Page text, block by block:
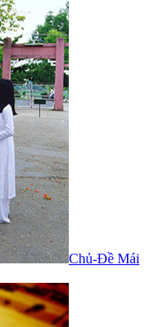
Chủ-Đề Mái